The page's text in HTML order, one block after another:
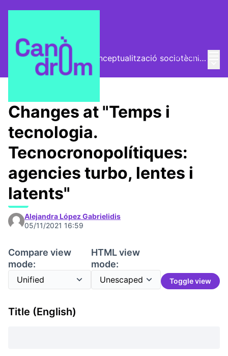
Log inEl Vector (vector de conceptualització sociotècnica)
Trobades
Changes at "Temps i
tecnologia.
Tecnocronopolítiques:
agencies turbo, lentes i
latents"
Alejandra López Gabrielidis
05/11/2021 16:59
Compare view
mode:
HTML view
mode:
Toggle view
Title (English)